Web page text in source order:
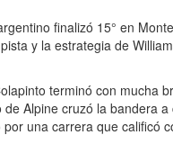
finalizó 15° en
y la estrategia de
terminó con mucha
de Alpine cruzó la bandera
una carrera que calificó